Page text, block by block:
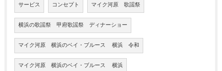
サービス コンセプト マイク河原 歌謡祭
横浜の歌謡祭 甲府歌謡祭 ディナーショー
マイク河原 横浜のベイ・ブルース 横浜 令和
マイク河原 横浜のベイ・ブルース 横浜